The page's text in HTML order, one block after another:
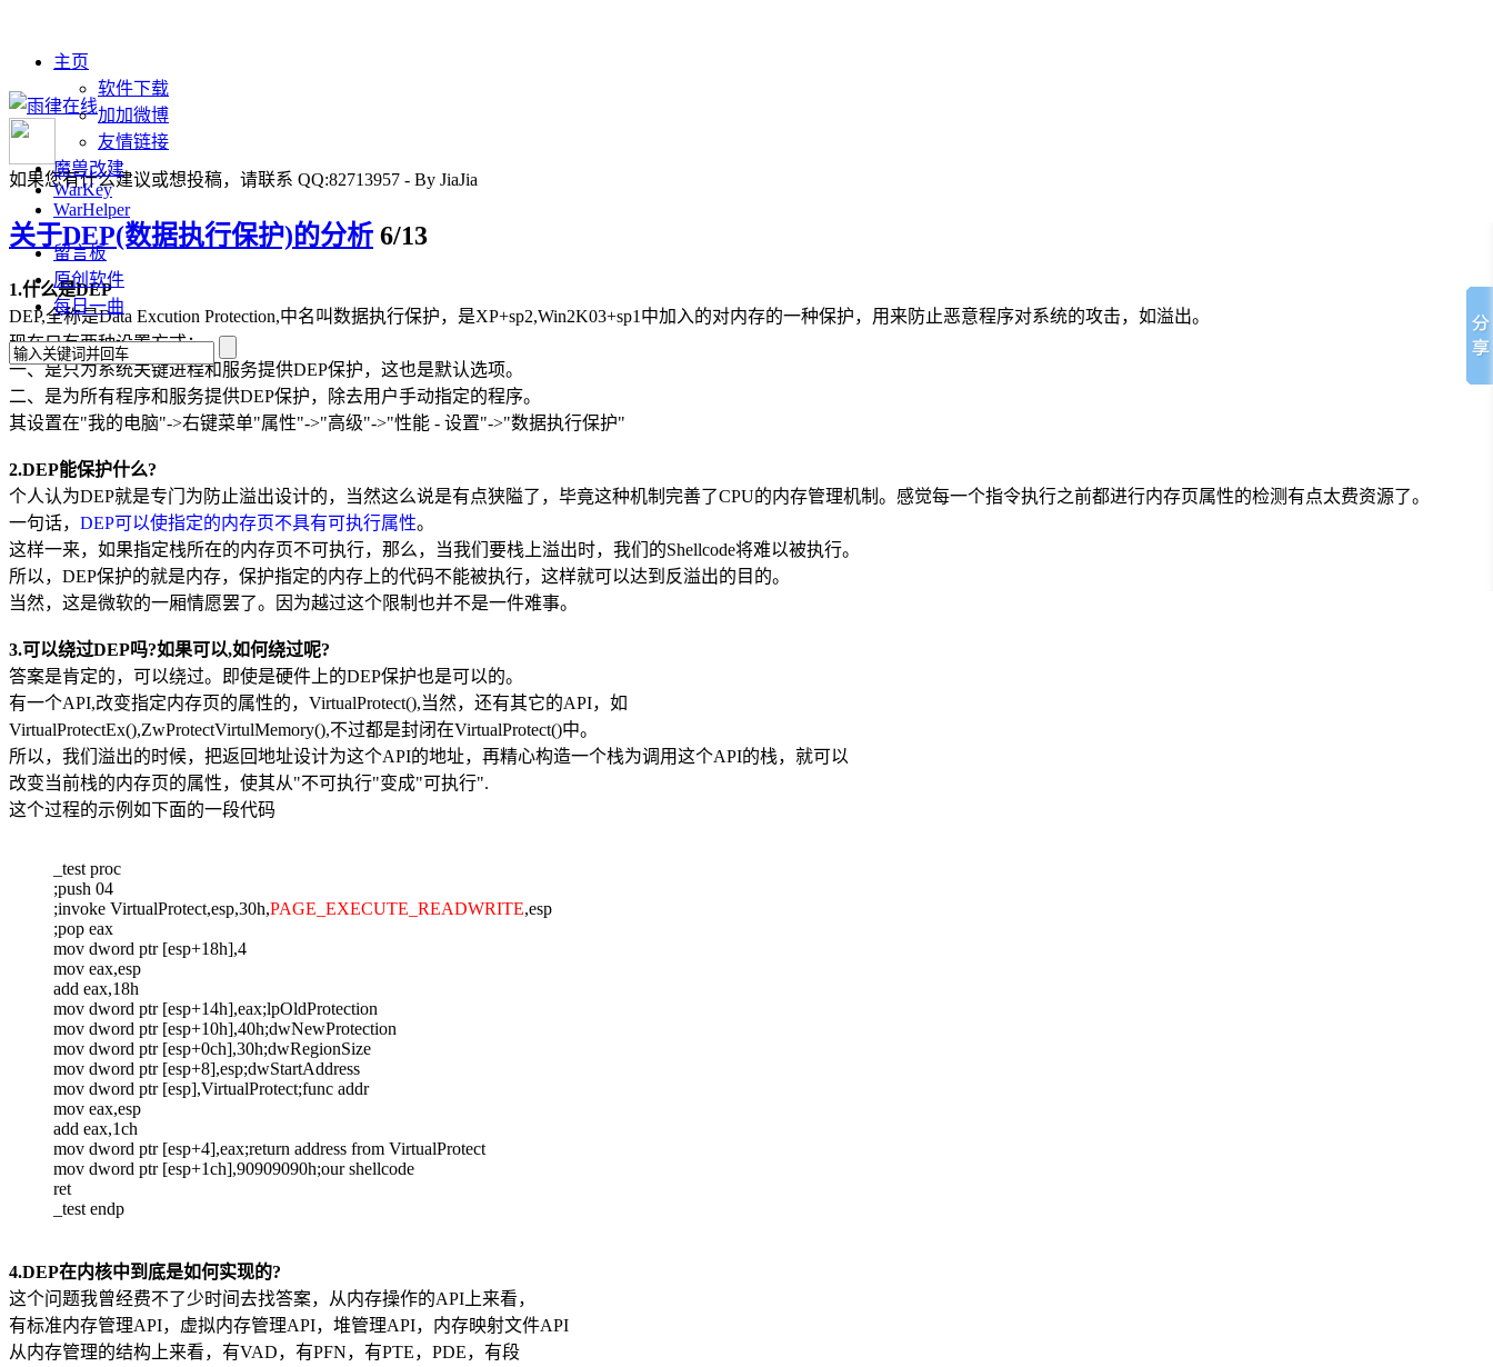
主页
软件下载
加加微博
友情链接
魔兽改建
WarKey
WarHelper
留言板
原创软件
每日一曲
如果您有什么建议或想投稿，请联系 QQ:82713957 - By JiaJia
关于DEP(数据执行保护)的分析 6/13
1.什么是DEP
DEP,全称是Data Excution Protection,中名叫数据执行保护，是XP+sp2,Win2K03+sp1中加入的对内存的一种保护，用来防止恶意程序对系统的攻击，如溢出。
现在只有两种设置方式：
一、是只为系统关键进程和服务提供DEP保护，这也是默认选项。
二、是为所有程序和服务提供DEP保护，除去用户手动指定的程序。
其设置在"我的电脑"->右键菜单"属性"->"高级"->"性能 - 设置"->"数据执行保护"
2.DEP能保护什么?
个人认为DEP就是专门为防止溢出设计的，当然这么说是有点狭隘了，毕竟这种机制完善了CPU的内存管理机制。感觉每一个指令执行之前都进行内存页属性的检测有点太费资源了。
一句话， DEP可以使指定的内存页不具有可执行属性。
这样一来，如果指定栈所在的内存页不可执行，那么，当我们要栈上溢出时，我们的Shellcode将难以被执行。
所以，DEP保护的就是内存，保护指定的内存上的代码不能被执行，这样就可以达到反溢出的目的。
当然，这是微软的一厢情愿罢了。因为越过这个限制也并不是一件难事。
3.可以绕过DEP吗?如果可以,如何绕过呢?
答案是肯定的，可以绕过。即使是硬件上的DEP保护也是可以的。
有一个API,改变指定内存页的属性的，VirtualProtect(),当然，还有其它的API，如
VirtualProtectEx(),ZwProtectVirtulMemory(),不过都是封闭在VirtualProtect()中。
所以，我们溢出的时候，把返回地址设计为这个API的地址，再精心构造一个栈为调用这个API的栈，就可以
改变当前栈的内存页的属性，使其从"不可执行"变成"可执行".
这个过程的示例如下面的一段代码
_test proc
;push 04
;invoke VirtualProtect,esp,30h,PAGE_EXECUTE_READWRITE,esp
;pop eax
mov dword ptr [esp+18h],4
mov eax,esp
add eax,18h
mov dword ptr [esp+14h],eax;lpOldProtection
mov dword ptr [esp+10h],40h;dwNewProtection
mov dword ptr [esp+0ch],30h;dwRegionSize
mov dword ptr [esp+8],esp;dwStartAddress
mov dword ptr [esp],VirtualProtect;func addr
mov eax,esp
add eax,1ch
mov dword ptr [esp+4],eax;return address from VirtualProtect
mov dword ptr [esp+1ch],90909090h;our shellcode
ret
_test endp
4.DEP在内核中到底是如何实现的?
这个问题我曾经费不了少时间去找答案，从内存操作的API上来看，
有标准内存管理API，虚拟内存管理API，堆管理API，内存映射文件API
从内存管理的结构上来看，有VAD，有PFN，有PTE，PDE，有段